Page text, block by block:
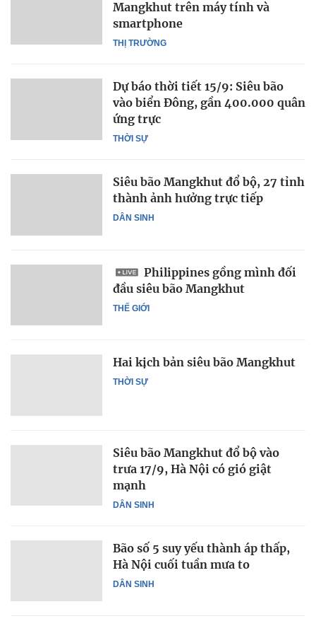
THỊ TRƯỜNG
Mangkhut trên máy tính và
smartphone
THỜI SỰ
Dự báo thời tiết 15/9: Siêu bão
vào biển Đông, gần 400.000 quân
ứng trực
DÂN SINH
Siêu bão Mangkhut đổ bộ, 27 tỉnh
thành ảnh hưởng trực tiếp
THẾ GIỚI
Philippines gồng mình đối
đầu siêu bão Mangkhut
THỜI SỰ
Hai kịch bản siêu bão Mangkhut
DÂN SINH
Siêu bão Mangkhut đổ bộ vào
trưa 17/9, Hà Nội có gió giật
mạnh
DÂN SINH
Bão số 5 suy yếu thành áp thấp,
Hà Nội cuối tuần mưa to